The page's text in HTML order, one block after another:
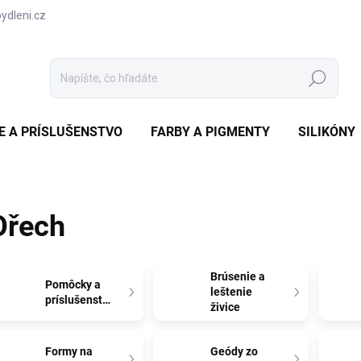
Hľadať
A PRÍSLUŠENSTVO FARBY A PIGMENTY SILIKÓNY
Pomôcky a
príslušenstvo
Brúsenie a
leštenie
živice
Formy na
Geódy zo